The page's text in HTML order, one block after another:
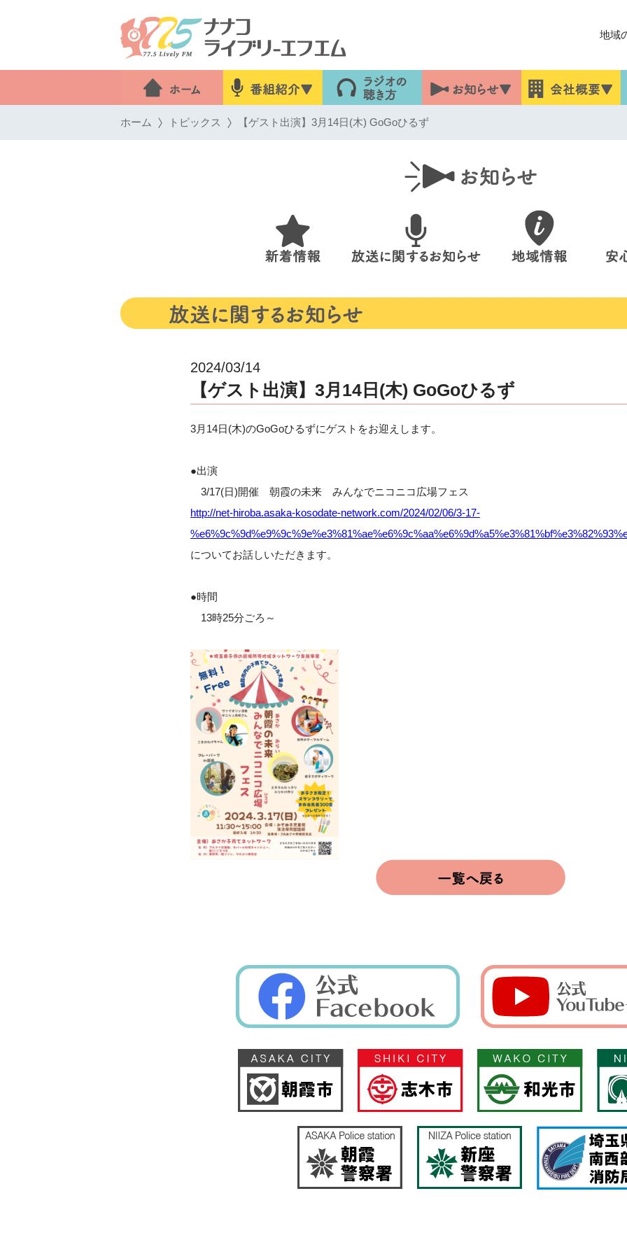
地域
ホーム トピックス 【ゲスト出演】3月14日(木) GoGoひるず
2024/03/14
【ゲスト出演】3月14日(木) GoGoひるず
3月14日(木)のGoGoひるずにゲストをお迎えします。
●出演
3/17(日)開催 朝霞の未来 みんなでニコニコ広場フェス
http://net-hiroba.asaka-kosodate-network.com/2024/02/06/3-17-
についてお話しいただきます。
●時間
13時25分ごろ～